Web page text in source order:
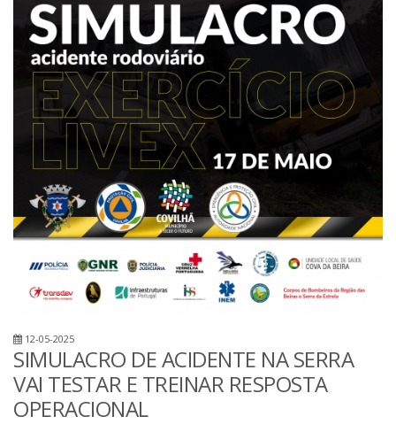
12-05-2025
SIMULACRO DE ACIDENTE NA SERRA
VAI TESTAR E TREINAR RESPOSTA
OPERACIONAL